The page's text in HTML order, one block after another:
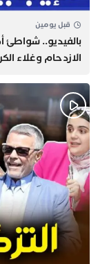
قبل يومين
بالفيديو.. شواطئ
الازدحام وغلاء